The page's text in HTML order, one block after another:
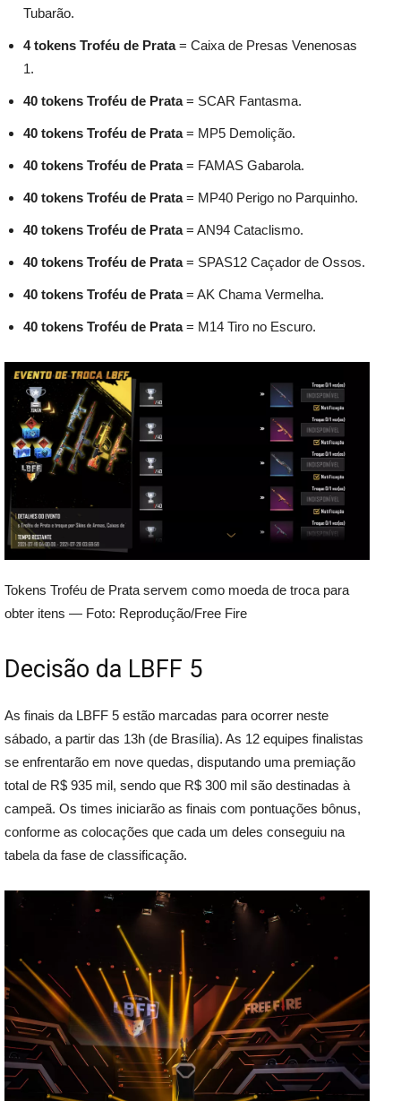
Tubarão.
4 tokens Troféu de Prata= Caixa de Presas Venenosas
1.
40 tokens Troféu de Prata= SCAR Fantasma.
40 tokens Troféu de Prata= MP5 Demolição.
40 tokens Troféu de Prata= FAMAS Gabarola.
40 tokens Troféu de Prata= MP40 Perigo no Parquinho.
40 tokens Troféu de Prata= AN94 Cataclismo.
40 tokens Troféu de Prata= SPAS12 Caçador de Ossos.
40 tokens Troféu de Prata= AK Chama Vermelha.
40 tokens Troféu de Prata= M14 Tiro no Escuro.
Tokens Troféu de Prata servem como moeda de troca para
obter itens — Foto: Reprodução/Free Fire
Decisão da LBFF 5
As finais da LBFF 5 estão marcadas para ocorrer neste
sábado, a partir das 13h (de Brasília). As 12 equipes finalistas
se enfrentarão em nove quedas, disputando uma premiação
total de R$ 935 mil, sendo que R$ 300 mil são destinadas à
campeã. Os times iniciarão as finais com pontuações bônus,
conforme as colocações que cada um deles conseguiu na
tabela da fase de classificação.